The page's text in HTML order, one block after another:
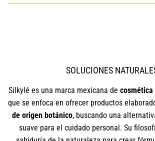
SOLUCIONES
Silkylé es una marca mexicana de cosmética
que se enfoca en ofrecer productos
de origen botánico, buscando una
suave para el cuidado personal. Su